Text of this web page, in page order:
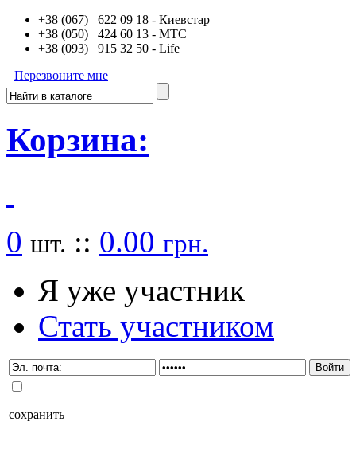
+38 (067) 622 09 18 - Киевстар
+38 (050) 424 60 13 - MTC
+38 (093) 915 32 50 - Life
Перезвоните мне
Корзина:
0 шт. :: 0.00 грн.
Я уже участник
Стать участником
сохранить